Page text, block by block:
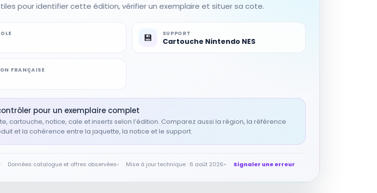
pour identifier cette édition, vérifier un exemplaire et situer sa cote.
💾 SUPPORT
Cartouche Nintendo NES
FRANÇAISE
pour un exemplaire complet
cartouche, notice, cale et inserts selon l’édition. Comparez aussi la région, la référence
et la cohérence entre la jaquette, la notice et le support.
Données catalogue et offres observées Mise à jour technique : 6 août 2026 Signaler une erreur